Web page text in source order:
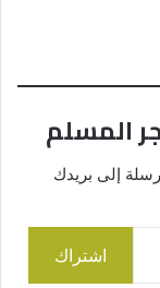
المسلم
إلى بريدك
اشتراك